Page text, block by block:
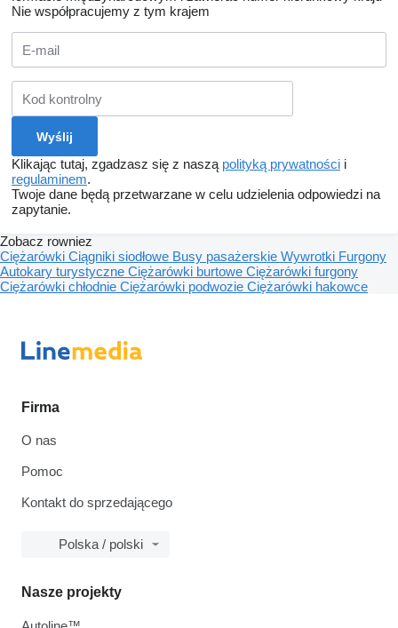
Nie współpracujemy z tym krajem
Klikając tutaj, zgadzasz się z naszą polityką prywatności i
regulaminem.
Twoje dane będą przetwarzane w celu udzielenia odpowiedzi na
zapytanie.
Zobacz rowniez
Ciężarówki Ciągniki siodłowe Busy pasażerskie Wywrotki Furgony
Autokary turystyczne Ciężarówki burtowe Ciężarówki furgony
Ciężarówki chłodnie Ciężarówki podwozie Ciężarówki hakowce
Firma
O nas
Pomoc
Kontakt do sprzedającego
Polska / polski
Nasze projekty